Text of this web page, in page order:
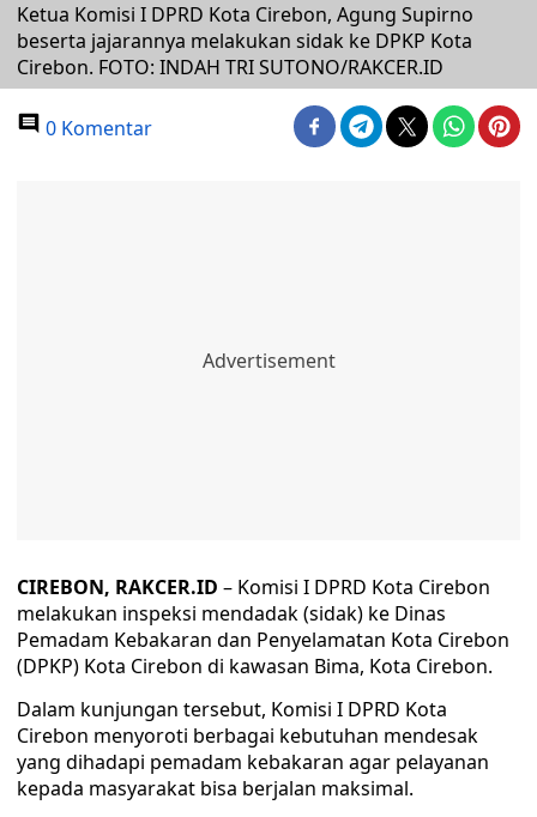
Ketua Komisi I DPRD Kota Cirebon, Agung Supirno
beserta jajarannya melakukan sidak ke DPKP Kota
Cirebon. FOTO: INDAH TRI SUTONO/RAKCER.ID
0 Komentar
CIREBON, RAKCER.ID – Komisi I DPRD Kota Cirebon
melakukan inspeksi mendadak (sidak) ke Dinas
Pemadam Kebakaran dan Penyelamatan Kota Cirebon
(DPKP) Kota Cirebon di kawasan Bima, Kota Cirebon.
Dalam kunjungan tersebut, Komisi I DPRD Kota
Cirebon menyoroti berbagai kebutuhan mendesak
yang dihadapi pemadam kebakaran agar pelayanan
kepada masyarakat bisa berjalan maksimal.